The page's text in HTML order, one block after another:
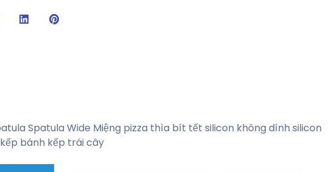
Spatula Wide Miệng pizza thìa bít tết silicon không dính silicon
bánh kếp trái cây